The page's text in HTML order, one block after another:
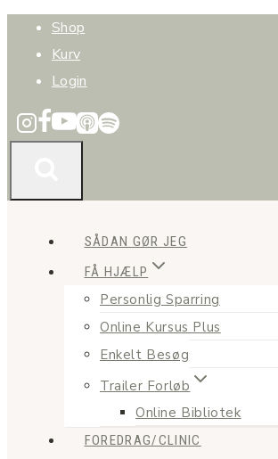
Fortsæt
indhold
Shop
Kurv
Login
SÅDAN GØR JEG
FÅ HJÆLP
Personlig Sparring
Online Kursus Plus
Enkelt Besøg
Trailer Forløb
Online Bibliotek
FOREDRAG/CLINIC